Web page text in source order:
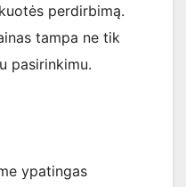
perdirbimą.
tampa ne tik
pasirinkimu.
ypatingas